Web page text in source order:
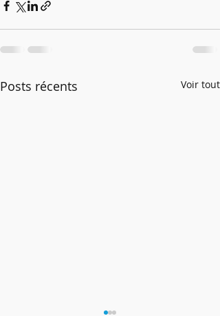
Posts récents Voir tout